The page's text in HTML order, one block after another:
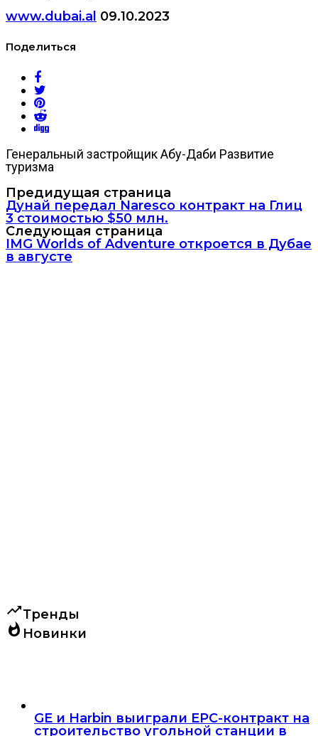
www.dubai.al 09.10.2023
Поделиться
Генеральный застройщик Абу-Даби Развитие
туризма
Предидущая страница
Дунай передал Naresco контракт на Глиц
3 стоимостью $50 млн.
Следующая страница
IMG Worlds of Adventure откроется в Дубае
в августе
trending_upТренды
whatshot Новинки
GE и Harbin выиграли EPC-контракт на
строительство угольной станции в